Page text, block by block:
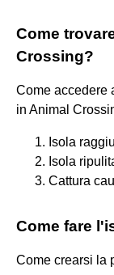
Come
Crossing?
Come accedere
in Animal
Isola
Isola
Cattura
Come fare
Come crearsi la